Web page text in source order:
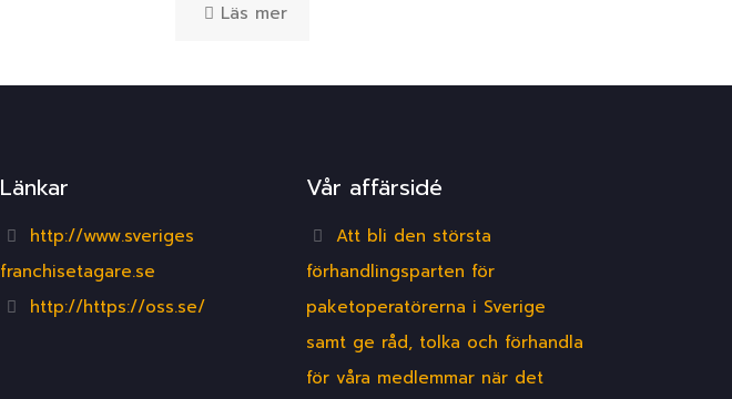
Läs mer
Länkar
http://www.sveriges
franchisetagare.se
http://https://oss.se/
Vår affärsidé
Att bli den största
förhandlingsparten för
paketoperatörerna i Sverige
samt ge råd, tolka och förhandla
för våra medlemmar när det